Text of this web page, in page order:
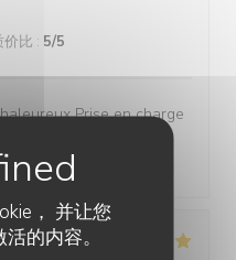
， 并让您
的内容。
价比 : 5/5
Prise en charge
copieuses et